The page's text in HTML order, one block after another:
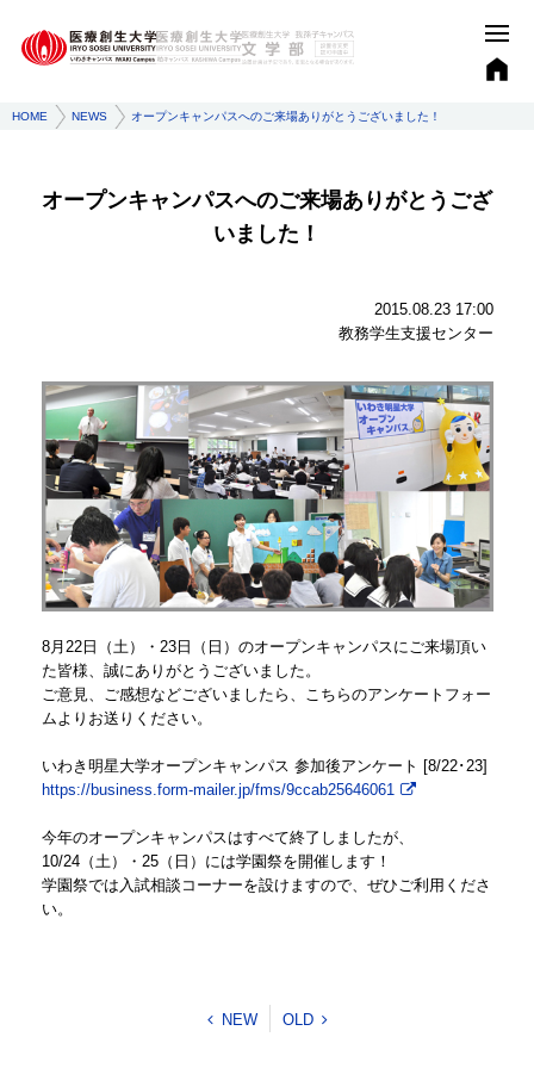
HOME NEWS オープンキャンパスへのご来場ありがとうございました！
オープンキャンパスへのご来場ありがとうござ
いました！
2015.08.23 17:00
教務学生支援センター
8月22日（土）・23日（日）のオープンキャンパスにご来場頂い
た皆様、誠にありがとうございました。
ご意見、ご感想などございましたら、こちらのアンケートフォー
ムよりお送りください。
いわき明星大学オープンキャンパス 参加後アンケート [8/22･23]
https://business.form-mailer.jp/fms/9ccab25646061
今年のオープンキャンパスはすべて終了しましたが、
10/24（土）・25（日）には学園祭を開催します！
学園祭では入試相談コーナーを設けますので、ぜひご利用くださ
い。
NEW OLD